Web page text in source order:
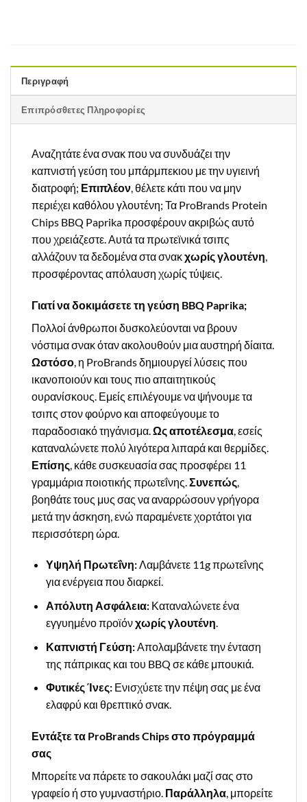
Περιγραφή
Επιπρόσθετες Πληροφορίες
Αναζητάτε ένα σνακ που να συνδυάζει την
καπνιστή γεύση του μπάρμπεκιου με την υγιεινή
διατροφή; Επιπλέον, θέλετε κάτι που να μην
περιέχει καθόλου γλουτένη; Τα ProBrands Protein
Chips BBQ Paprika προσφέρουν ακριβώς αυτό
που χρειάζεστε. Αυτά τα πρωτεϊνικά τσιπς
αλλάζουν τα δεδομένα στα σνακχωρίς γλουτένη,
προσφέροντας απόλαυση χωρίς τύψεις.
Γιατί να δοκιμάσετε τη γεύση BBQ Paprika;
Πολλοί άνθρωποι δυσκολεύονται να βρουν
νόστιμα σνακ όταν ακολουθούν μια αυστηρή δίαιτα.
Ωστόσο , η ProBrands δημιουργεί λύσεις που
ικανοποιούν και τους πιο απαιτητικούς
ουρανίσκους. Εμείς επιλέγουμε να ψήνουμε τα
τσιπς στον φούρνο και αποφεύγουμε το
παραδοσιακό τηγάνισμα. Ως αποτέλεσμα , εσείς
καταναλώνετε πολύ λιγότερα λιπαρά και θερμίδες.
Επίσης , κάθε συσκευασία σας προσφέρει 11
γραμμάρια ποιοτικής πρωτεΐνης. Συνεπώς
βοηθάτε τους μυς σας να αναρρώσουν γρήγορα
μετά την άσκηση, ενώ παραμένετε χορτάτοι για
περισσότερη ώρα.
Υψηλή Πρωτεΐνη:Λαμβάνετε 11g πρωτεΐνης
για ενέργεια που διαρκεί.
Απόλυτη Ασφάλεια:Καταναλώνετε ένα
εγγυημένο προϊόνχωρίς γλουτένη.
Καπνιστή Γεύση:Απολαμβάνετε την ένταση
της πάπρικας και του BBQ σε κάθε μπουκιά.
Φυτικές Ίνες:Ενισχύετε την πέψη σας με ένα
ελαφρύ και θρεπτικό σνακ.
Εντάξτε τα ProBrands Chips στο πρόγραμμά
σας
Μπορείτε να πάρετε το σακουλάκι μαζί σας στο
γραφείο ή στο γυμναστήριο. Παράλληλα, μπορείτε